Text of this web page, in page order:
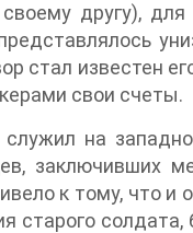
другу),
стал известен
свои счеты.
на
заключивших
к тому, что
старого